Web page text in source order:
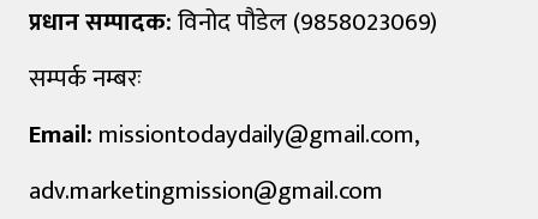
प्रधान सम्पादक:विनोद पौडेल (9858023069)
सम्पर्क नम्बरः
Email: missiontodaydaily@gmail.com,
adv.marketingmission@gmail.com